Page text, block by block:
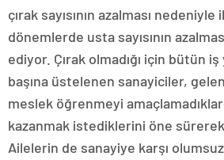
çırak sayısının azalması
dönemlerde usta sayısının
ediyor. Çırak olmadığı için bütün
başına üstelenen sanayiciler,
meslek öğrenmeyi
kazanmak istediklerini öne
Ailelerin de sanayiye karşı olumsuz